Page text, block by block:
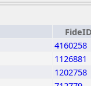
4160258
1126881
1202758